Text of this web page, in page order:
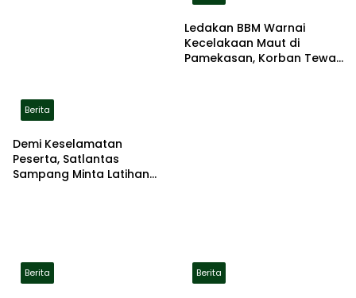
Berita
Demi Keselamatan
Peserta, Satlantas
Sampang Minta Latihan
Ledakan BBM Warnai
Kecelakaan Maut di
Pamekasan, Korban Tewas
Berita Berita